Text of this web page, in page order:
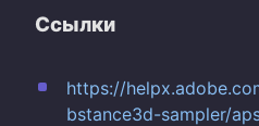
Ссылки
https://
bstance3d-sampler/